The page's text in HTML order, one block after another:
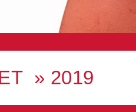
» 2019